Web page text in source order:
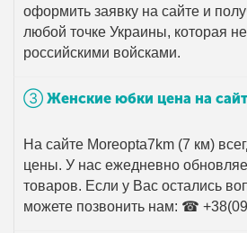
оформить заявку на сайте и
любой точке Украины, которая
российскими войсками.
➂ Женские юбки цена на
На сайте Moreopta7km (7 км)
цены. У нас ежедневно
товаров. Если у Вас остались
можете позвонить нам: ☎